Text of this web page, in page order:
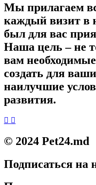
Мы прилагаем
каждый визит в
был для вас
Наша цель – не
вам
создать для
наилучшие
развития.
© 2024 Pet24.md
Подписаться на